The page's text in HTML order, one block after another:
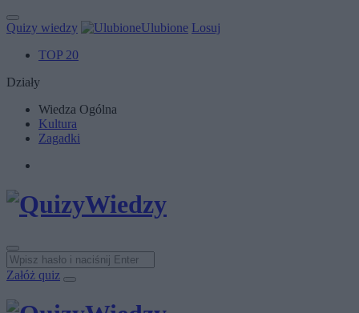
Quizy wiedzy Ulubione Losuj
TOP 20
Działy
Wiedza Ogólna
Kultura
Zagadki
Załóż quiz